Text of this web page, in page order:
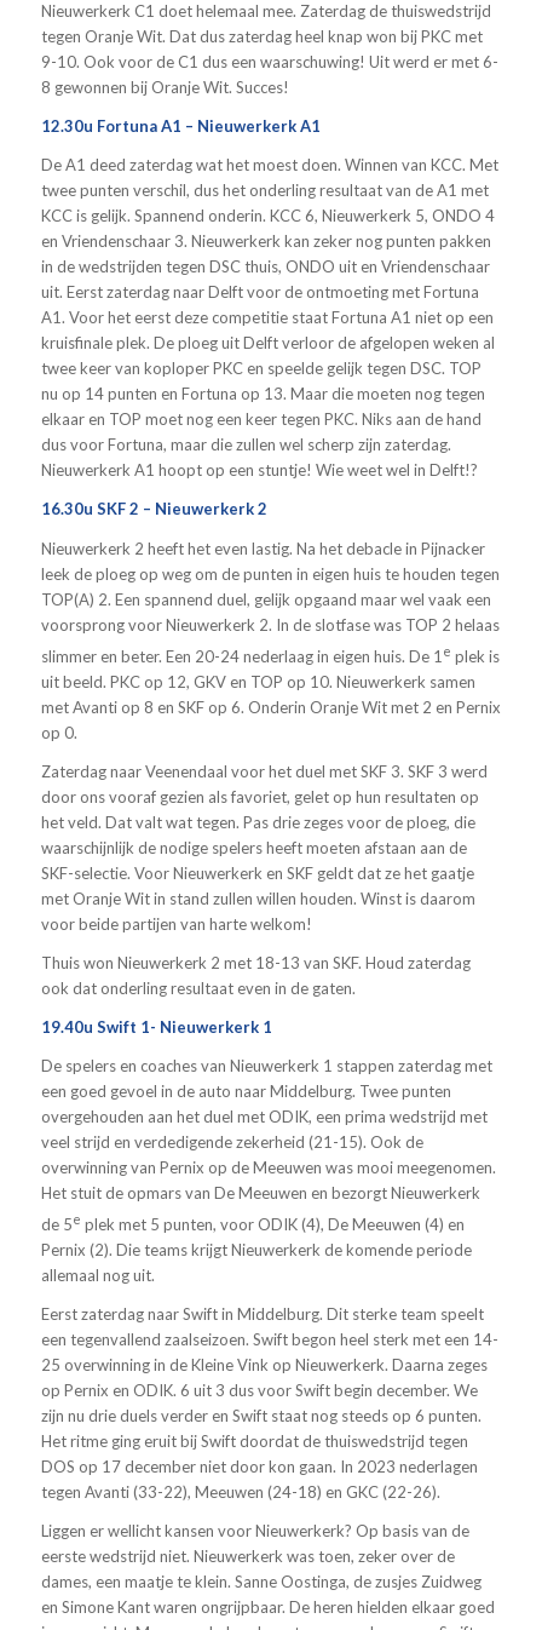
Nieuwerkerk C1 doet helemaal mee. Zaterdag de thuiswedstrijd
tegen Oranje Wit. Dat dus zaterdag heel knap won bij PKC met
9-10. Ook voor de C1 dus een waarschuwing! Uit werd er met 6-
8 gewonnen bij Oranje Wit. Succes!
12.30u Fortuna A1 – Nieuwerkerk A1
De A1 deed zaterdag wat het moest doen. Winnen van KCC. Met
twee punten verschil, dus het onderling resultaat van de A1 met
KCC is gelijk. Spannend onderin. KCC 6, Nieuwerkerk 5, ONDO 4
en Vriendenschaar 3. Nieuwerkerk kan zeker nog punten pakken
in de wedstrijden tegen DSC thuis, ONDO uit en Vriendenschaar
uit. Eerst zaterdag naar Delft voor de ontmoeting met Fortuna
A1. Voor het eerst deze competitie staat Fortuna A1 niet op een
kruisfinale plek. De ploeg uit Delft verloor de afgelopen weken al
twee keer van koploper PKC en speelde gelijk tegen DSC. TOP
nu op 14 punten en Fortuna op 13. Maar die moeten nog tegen
elkaar en TOP moet nog een keer tegen PKC. Niks aan de hand
dus voor Fortuna, maar die zullen wel scherp zijn zaterdag.
Nieuwerkerk A1 hoopt op een stuntje! Wie weet wel in Delft!?
16.30u SKF 2 – Nieuwerkerk 2
Nieuwerkerk 2 heeft het even lastig. Na het debacle in Pijnacker
leek de ploeg op weg om de punten in eigen huis te houden tegen
TOP(A) 2. Een spannend duel, gelijk opgaand maar wel vaak een
voorsprong voor Nieuwerkerk 2. In de slotfase was TOP 2 helaas
slimmer en beter. Een 20-24 nederlaag in eigen huis. De 1 e plek is
uit beeld. PKC op 12, GKV en TOP op 10. Nieuwerkerk samen
met Avanti op 8 en SKF op 6. Onderin Oranje Wit met 2 en Pernix
op 0.
Zaterdag naar Veenendaal voor het duel met SKF 3. SKF 3 werd
door ons vooraf gezien als favoriet, gelet op hun resultaten op
het veld. Dat valt wat tegen. Pas drie zeges voor de ploeg, die
waarschijnlijk de nodige spelers heeft moeten afstaan aan de
SKF-selectie. Voor Nieuwerkerk en SKF geldt dat ze het gaatje
met Oranje Wit in stand zullen willen houden. Winst is daarom
voor beide partijen van harte welkom!
Thuis won Nieuwerkerk 2 met 18-13 van SKF. Houd zaterdag
ook dat onderling resultaat even in de gaten.
19.40u Swift 1- Nieuwerkerk 1
De spelers en coaches van Nieuwerkerk 1 stappen zaterdag met
een goed gevoel in de auto naar Middelburg. Twee punten
overgehouden aan het duel met ODIK, een prima wedstrijd met
veel strijd en verdedigende zekerheid (21-15). Ook de
overwinning van Pernix op de Meeuwen was mooi meegenomen.
Het stuit de opmars van De Meeuwen en bezorgt Nieuwerkerk
de 5e plek met 5 punten, voor ODIK (4), De Meeuwen (4) en
Pernix (2). Die teams krijgt Nieuwerkerk de komende periode
allemaal nog uit.
Eerst zaterdag naar Swift in Middelburg. Dit sterke team speelt
een tegenvallend zaalseizoen. Swift begon heel sterk met een 14-
25 overwinning in de Kleine Vink op Nieuwerkerk. Daarna zeges
op Pernix en ODIK. 6 uit 3 dus voor Swift begin december. We
zijn nu drie duels verder en Swift staat nog steeds op 6 punten.
Het ritme ging eruit bij Swift doordat de thuiswedstrijd tegen
DOS op 17 december niet door kon gaan. In 2023 nederlagen
tegen Avanti (33-22), Meeuwen (24-18) en GKC (22-26).
Liggen er wellicht kansen voor Nieuwerkerk? Op basis van de
eerste wedstrijd niet. Nieuwerkerk was toen, zeker over de
dames, een maatje te klein. Sanne Oostinga, de zusjes Zuidweg
en Simone Kant waren ongrijpbaar. De heren hielden elkaar goed